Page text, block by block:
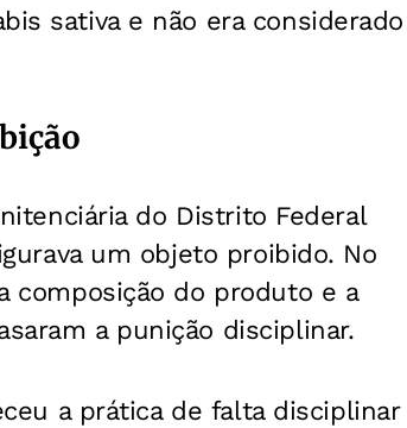
sativa e não era considerado
do Distrito Federal
um objeto proibido. No
composição do produto e a
a punição disciplinar.
a prática de falta disciplinar